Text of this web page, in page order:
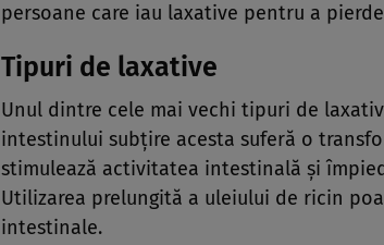
persoane care iau laxative pentru a
Tipuri de laxative
Unul dintre cele mai vechi tipuri de
intestinului subţire acesta suferă o
stimulează activitatea intestinală şi
Utilizarea prelungită a uleiului de ricin
intestinale.